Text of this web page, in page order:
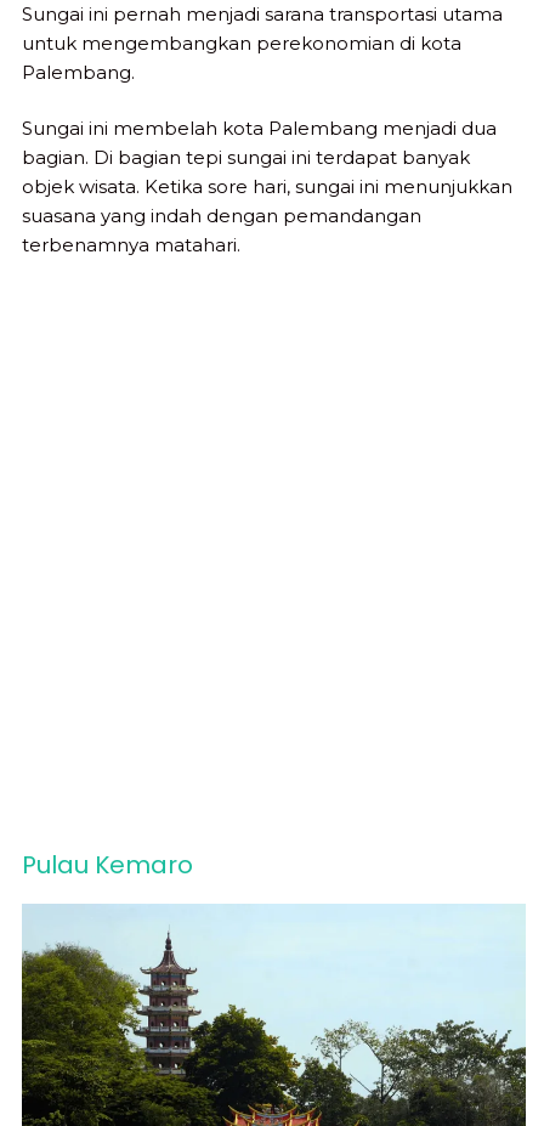
Sungai ini pernah menjadi sarana transportasi utama
untuk mengembangkan perekonomian di kota
Palembang.
Sungai ini membelah kota Palembang menjadi dua
bagian. Di bagian tepi sungai ini terdapat banyak
objek wisata. Ketika sore hari, sungai ini menunjukkan
suasana yang indah dengan pemandangan
terbenamnya matahari.
Pulau Kemaro